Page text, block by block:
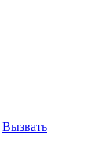
Вызвать